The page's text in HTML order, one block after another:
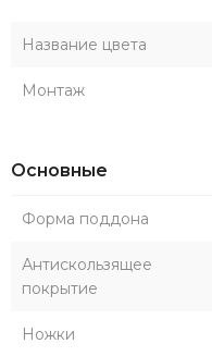
Название цвета
Монтаж
Основные
Форма поддона
Антискользящее
покрытие
Ножки